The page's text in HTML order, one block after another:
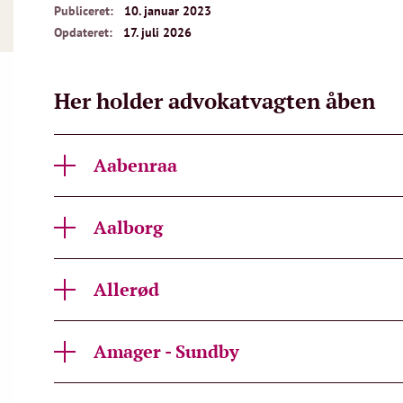
Publiceret:
10. januar 2023
Opdateret:
17. juli 2026
Her holder advokatvagten åben
Aabenraa
Aalborg
Allerød
Amager - Sundby